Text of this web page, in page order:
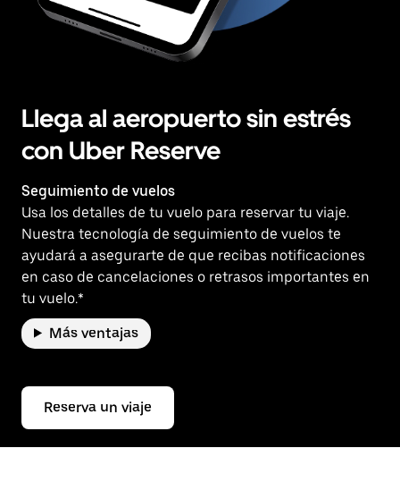
Llega al aeropuerto sin estrés
con Uber Reserve
Seguimiento de vuelos
Usa los detalles de tu vuelo para reservar tu viaje.
Nuestra tecnología de seguimiento de vuelos te
ayudará a asegurarte de que recibas notificaciones
en caso de cancelaciones o retrasos importantes en
tu vuelo.*
Más ventajas
Reserva un viaje